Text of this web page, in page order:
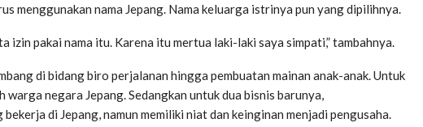
menggunakan nama Jepang. Nama keluarga istrinya pun yang dipilihnya.
izin pakai nama itu. Karena itu mertua laki-laki saya simpati,” tambahnya.
di bidang biro perjalanan hingga pembuatan mainan anak-anak. Untuk
negara Jepang. Sedangkan untuk dua bisnis barunya,
di Jepang, namun memiliki niat dan keinginan menjadi pengusaha.